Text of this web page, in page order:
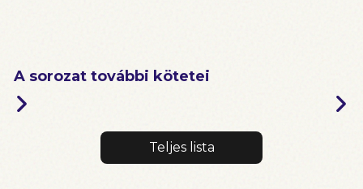
A sorozat további kötetei
Teljes lista